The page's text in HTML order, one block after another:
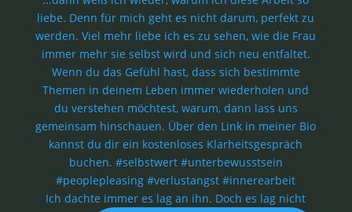
Ich dachte immer es lag an ihn. Doch es lag nicht